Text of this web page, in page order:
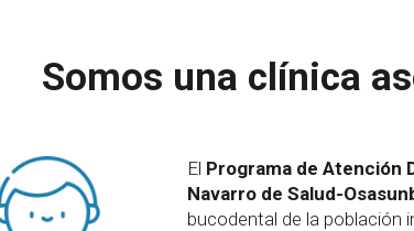
Somos una clínica
El Programa de Atención
Navarro de Salud-
bucodental de la población